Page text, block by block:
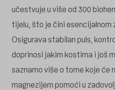
učestvuje u više od 300
tijelu, što je čini esencijalnom
Osigurava stabilan puls,
doprinosi jakim kostima i još
saznamo više o tome koje će
magnezijem pomoći u